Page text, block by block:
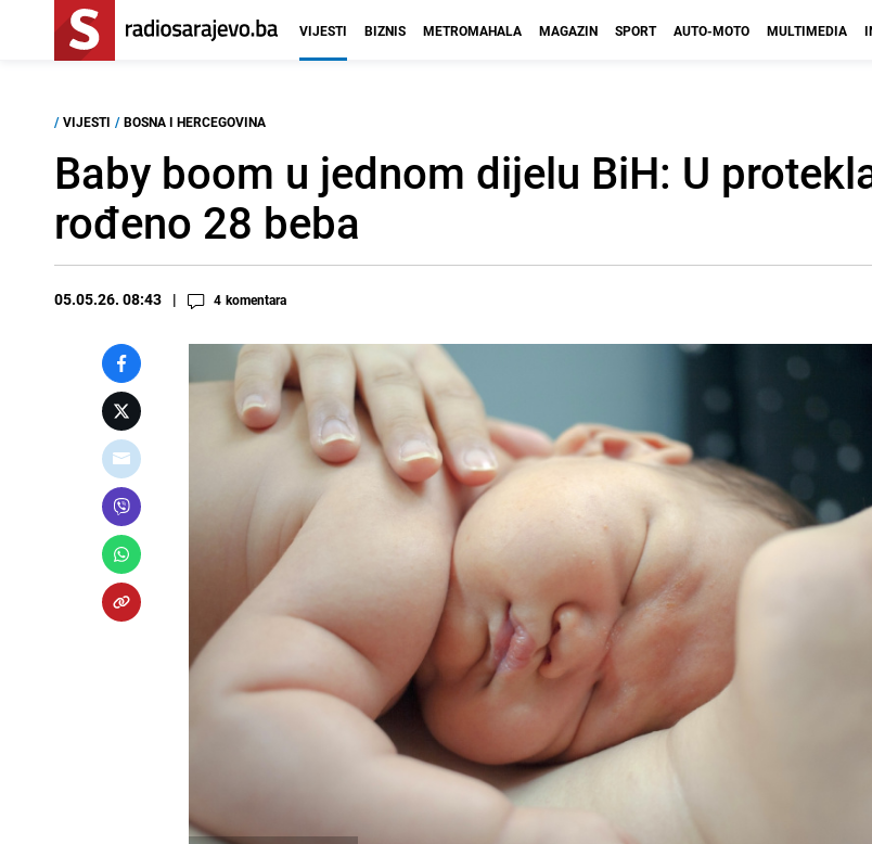
VIJESTI BIZNIS METROMAHALA MAGAZIN SPORT AUTO-MOTO MULTIMEDIA
/ VIJESTI / BOSNA I HERCEGOVINA
Baby boom u jednom dijelu BiH: U
rođeno 28 beba
05.05.26. 08:43 4 komentara